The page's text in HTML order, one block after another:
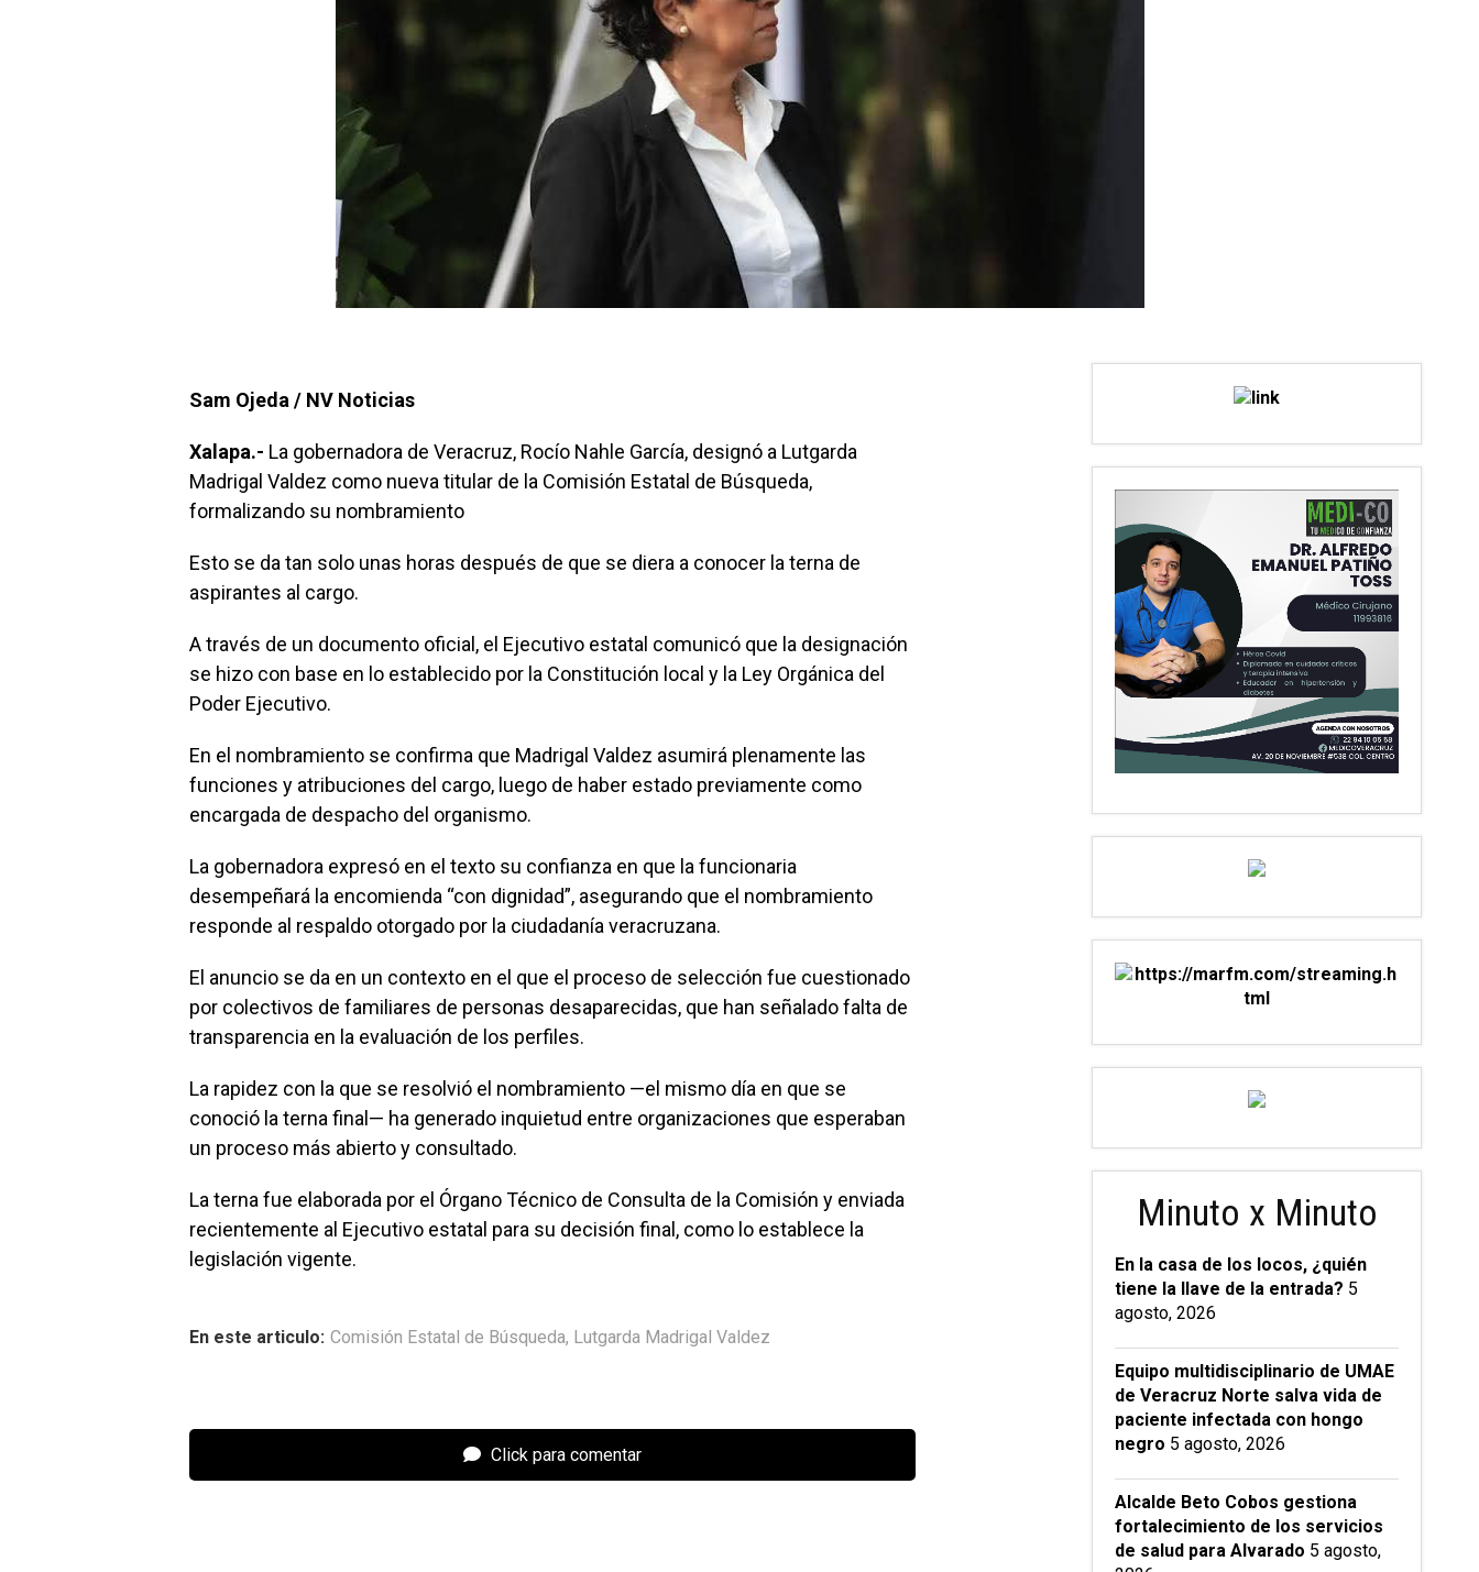
Sam Ojeda / NV Noticias
Xalapa.- La gobernadora de Veracruz, Rocío Nahle García, designó a Lutgarda
Madrigal Valdez como nueva titular de la Comisión Estatal de Búsqueda,
formalizando su nombramiento
Esto se da tan solo unas horas después de que se diera a conocer la terna de
aspirantes al cargo.
A través de un documento oficial, el Ejecutivo estatal comunicó que la designación
se hizo con base en lo establecido por la Constitución local y la Ley Orgánica del
Poder Ejecutivo.
En el nombramiento se confirma que Madrigal Valdez asumirá plenamente las
funciones y atribuciones del cargo, luego de haber estado previamente como
encargada de despacho del organismo.
La gobernadora expresó en el texto su confianza en que la funcionaria
desempeñará la encomienda “con dignidad”, asegurando que el nombramiento
responde al respaldo otorgado por la ciudadanía veracruzana.
El anuncio se da en un contexto en el que el proceso de selección fue cuestionado
por colectivos de familiares de personas desaparecidas, que han señalado falta de
transparencia en la evaluación de los perfiles.
La rapidez con la que se resolvió el nombramiento —el mismo día en que se
conoció la terna final— ha generado inquietud entre organizaciones que esperaban
un proceso más abierto y consultado.
La terna fue elaborada por el Órgano Técnico de Consulta de la Comisión y enviada
recientemente al Ejecutivo estatal para su decisión final, como lo establece la
legislación vigente.
En este articulo: Comisión Estatal de Búsqueda, Lutgarda Madrigal Valdez
Click para comentar
Minuto x Minuto
En la casa de los locos, ¿quién
tiene la llave de la entrada? 5
agosto, 2026
Equipo multidisciplinario de UMAE
de Veracruz Norte salva vida de
paciente infectada con hongo
negro 5 agosto, 2026
Alcalde Beto Cobos gestiona
fortalecimiento de los servicios
de salud para Alvarado 5 agosto,